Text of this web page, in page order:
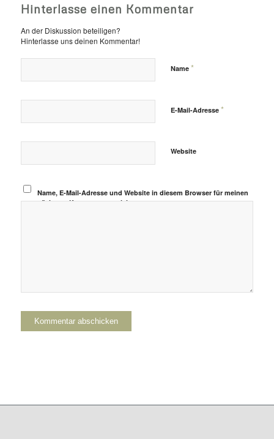
Hinterlasse einen Kommentar
An der Diskussion beteiligen?
Hinterlasse uns deinen Kommentar!
Name *
E-Mail-Adresse *
Website
Name, E-Mail-Adresse und Website in diesem Browser für meinen
nächsten Kommentar speichern.